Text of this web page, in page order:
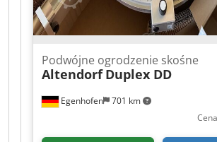
Egenhofen 701 km
Podwójne ogrodzenie skośne
Altendorf Duplex DD